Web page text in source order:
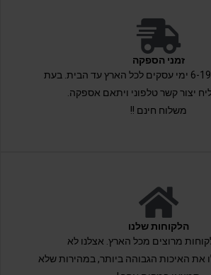
זמני הספקה
זמן אספקה בין 6-19 ימי עסקים לכל הארץ עד הבית. בעת
יצור קשר טלפוני ויתאם אספקה.
משלוח חינם !!
הלקוחות שלנו
לקוחות מרוצים מכל הארץ. אצלנו לא
האיכות הגבוהה ביותר, במהירות שלא